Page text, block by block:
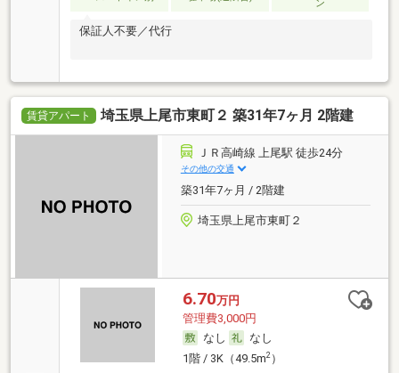
ン
保証人不要／代行
賃貸アパート 埼玉県上尾市東町２ 築31年7ヶ月 2階建
ＪＲ高崎線 上尾駅 徒歩24分
その他の交通
築31年7ヶ月 / 2階建
埼玉県上尾市東町２
6.70万円
管理費3,000円
なし
なし
1階 / 3K（49.5m2）